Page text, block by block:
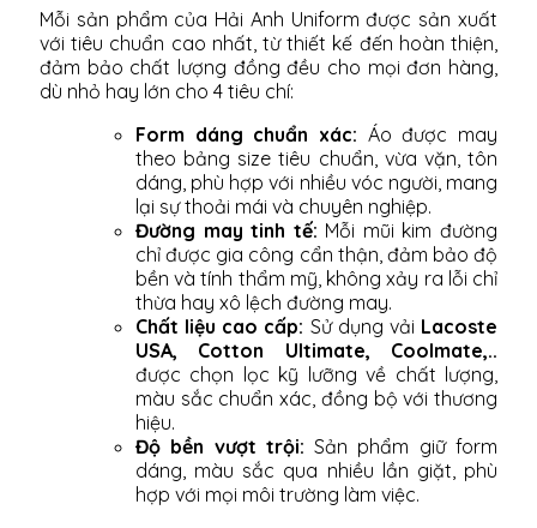
Mỗi sản phẩm của Hải Anh Uniform được sản xuất
với tiêu chuẩn cao nhất, từ thiết kế đến hoàn thiện,
đảm bảo chất lượng đồng đều cho mọi đơn hàng,
dù nhỏ hay lớn cho 4 tiêu chí:
Form dáng chuẩn xác: Áo được may
theo bảng size tiêu chuẩn, vừa vặn, tôn
dáng, phù hợp với nhiều vóc người, mang
lại sự thoải mái và chuyên nghiệp.
Đường may tinh tế: Mỗi mũi kim đường
chỉ được gia công cẩn thận, đảm bảo độ
bền và tính thẩm mỹ, không xảy ra lỗi chỉ
thừa hay xô lệch đường may.
Chất liệu cao cấp: Sử dụng vải Lacoste
USA, Cotton Ultimate, Coolmate,..
được chọn lọc kỹ lưỡng về chất lượng,
màu sắc chuẩn xác, đồng bộ với thương
hiệu.
Độ bền vượt trội: Sản phẩm giữ form
dáng, màu sắc qua nhiều lần giặt, phù
hợp với mọi môi trường làm việc.